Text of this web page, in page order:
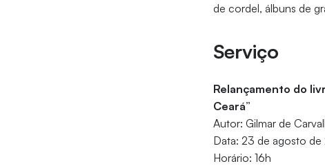
de cordel, álbuns de
Serviço
Relançamento do
Ceará”
Autor: Gilmar de
Data: 23 de agosto de
Horário: 16h